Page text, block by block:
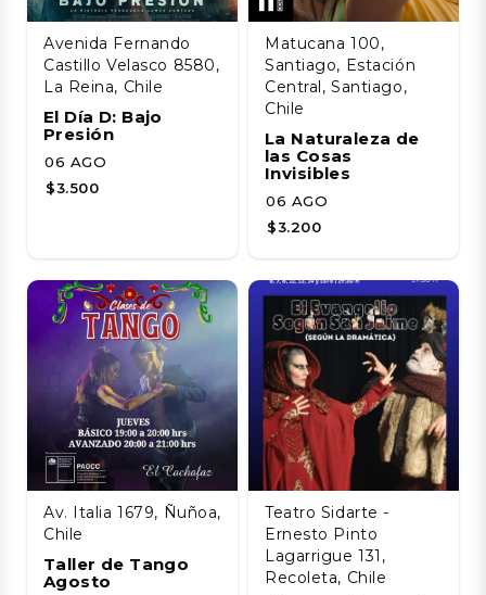
Avenida Fernando
Castillo Velasco 8580,
La Reina, Chile
El Día D: Bajo
Presión
06 AGO
$3.500
Matucana 100,
Santiago, Estación
Central, Santiago,
Chile
La Naturaleza de
las Cosas
Invisibles
06 AGO
$3.200
Av. Italia 1679, Ñuñoa,
Chile
Taller de Tango
Agosto
Teatro Sidarte -
Ernesto Pinto
Lagarrigue 131,
Recoleta, Chile